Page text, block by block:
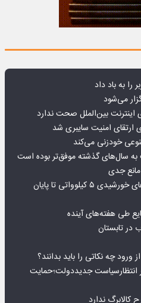
را به باد داد
می‌شود
ارتقای امنیت سایبری شد
خودزنی می‌کند
سال‌های گذشته موفق‌تر بوده است
جدی
تجهیز ۱۲ هزار مدرسه به نیروگاه‌های خورشیدی ۵ کیلوواتی تا پایان
طی هفته‌های آینده
تابستان
ورود چه نکاتی را باید بدانند؟
جدیددولت؛حمایت
ندارد